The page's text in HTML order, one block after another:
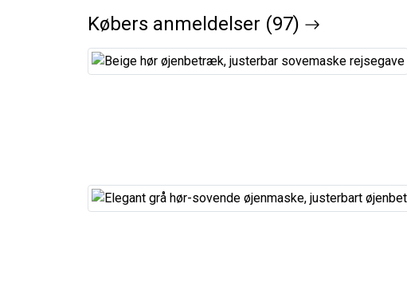
Købers anmeldelser (97)